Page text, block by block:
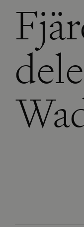
KONTAKTA OSS
HÅLLBARHET
MANUS